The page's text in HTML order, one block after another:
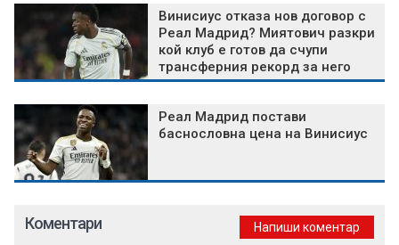
Винисиус отказа нов договор с
Реал Мадрид? Миятович разкри
кой клуб е готов да счупи
трансферния рекорд за него
Реал Мадрид постави
баснословна цена на Винисиус
Коментари Напиши коментар